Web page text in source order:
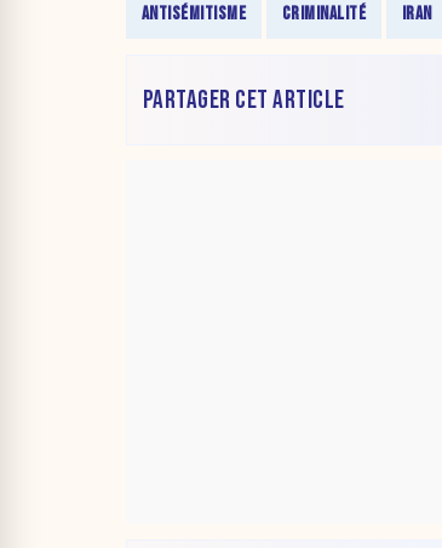
ANTISÉMITISME CRIMINALITÉ IRAN
PARTAGER CET ARTICLE